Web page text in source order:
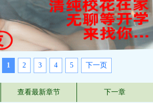
1 2 3 4 5 下一页
查看最新章节 下一章